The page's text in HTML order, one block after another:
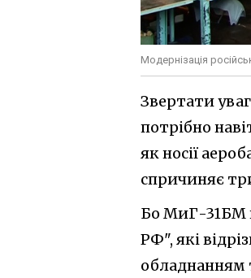
Модернізація
Звертати
потрібно
як носії
спричиняє
Бо МиГ-31БМ
РФ", які
обладнанням